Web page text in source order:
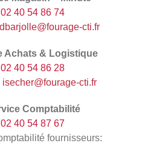
02 40 54 86 74
dbarjolle@fourage-cti.fr
Achats & Logistique
02 40 54 86 28
isecher@fourage-cti.fr
Comptabilité
02 40 54 87 67
fournisseurs: